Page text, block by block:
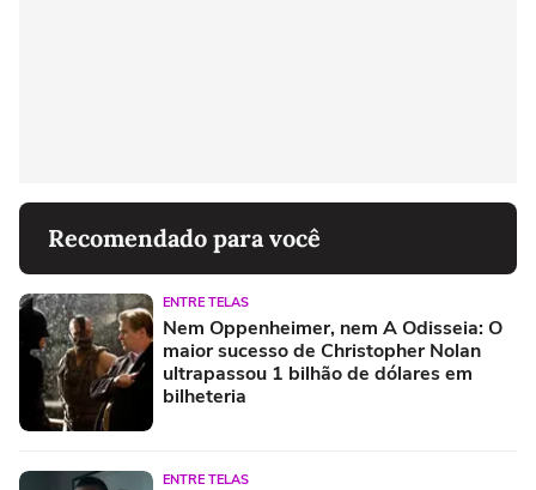
Recomendado para você
ENTRE TELAS
Nem Oppenheimer, nem A Odisseia: O
maior sucesso de Christopher Nolan
ultrapassou 1 bilhão de dólares em
bilheteria
ENTRE TELAS